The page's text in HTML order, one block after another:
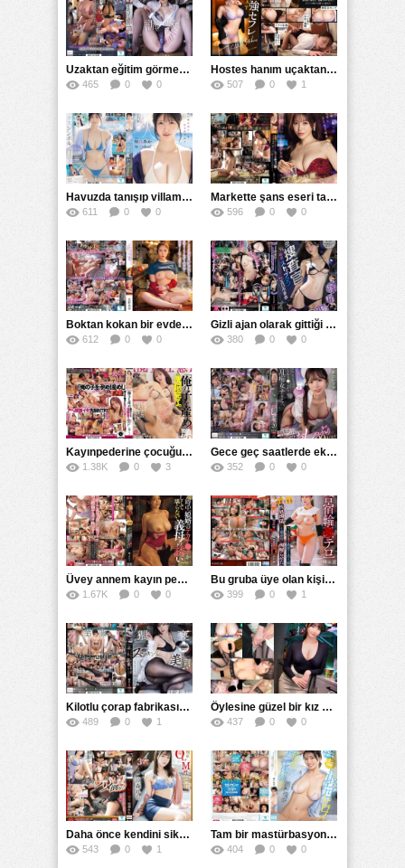
Uzaktan eğitim görmek istemediklerini söyleyip öğretmeni çağırdılar
465 0 0
Hostes hanım uçaktan iner inmez sokaktan biriyle tanışır ve kendini siktirir
507 0 1
Havuzda tanışıp villama aldığım bu güzelliği yankılata yankılata siktim
611 0 0
Markette şans eseri tanıştığı kıza evine kadar yardım etti
596 0 0
Boktan kokan bir evde üvey halamı sikmek zorunda kaldım
612 0 0
Gizli ajan olarak gittiği fabrikada yan yatırıp düz gömdüler
380 0 0
Kayınpederine çocuğunu onun doğurmasını istedi ve onun içine boşalttırdı
1.38K 0 3
Gece geç saatlerde ekstra servislerle ekstra vardiya yapan hemşire
352 0 0
Üvey annem kayın pederimin sikini görünce şaşırıp ağzını yalıyor
1.67K 0 0
Bu gruba üye olan kişiler birden kendilerini seks eğitimi sırasında buldular
399 0 1
Kilotlu çorap fabrikasında çalışan kadın denemelerde seksi pozunu verirken sikiliyor
489 0 1
Öylesine güzel bir kız sikilmek için öyle bir yalvarıyorki
437 0 0
Daha önce kendini siktirmemiş bu kibirli kadın ilk defa yarrağı yiyor
543 0 1
Tam bir mastürbasyon canavarı amına götüne her yere mastürbasyon yapıyor
404 0 0